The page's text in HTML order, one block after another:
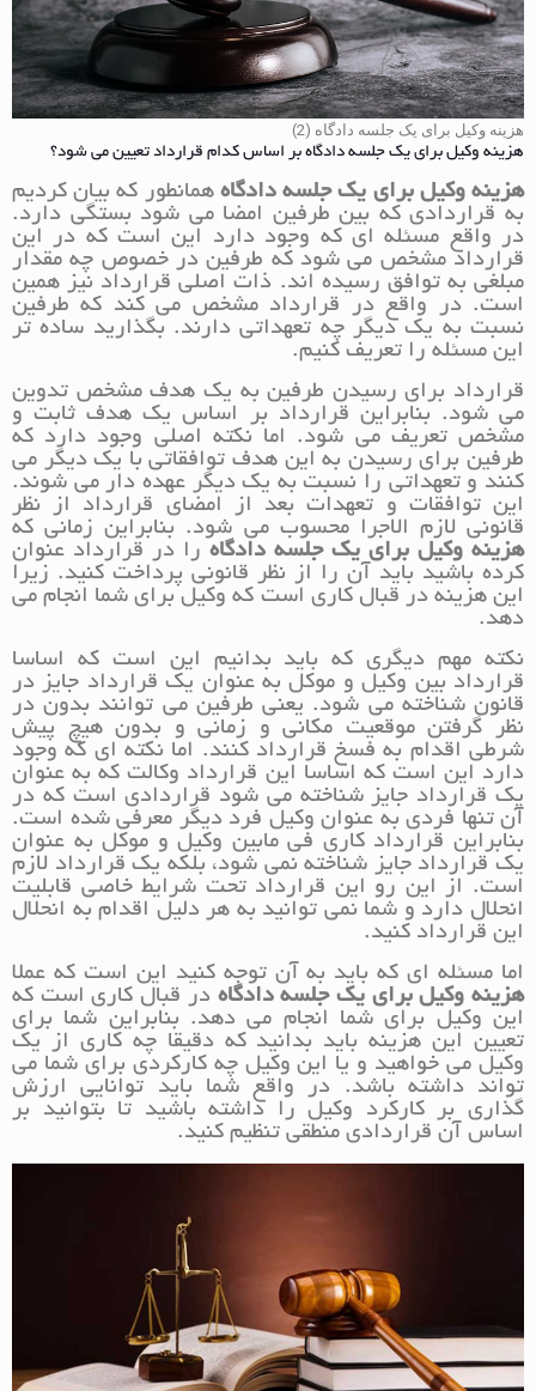
هزینه وکیل برای یک جلسه دادگاه (2)
هزینه وکیل برای یک جلسه دادگاه بر اساس کدام قرارداد تعیین می شود؟
هزینه وکیل برای یک جلسه دادگاه همانطور که بیان کردیم
به قراردادی که بین طرفین امضا می شود بستگی دارد.
در واقع مسئله ای که وجود دارد این است که در این
قرارداد مشخص می شود که طرفین در خصوص چه مقدار
مبلغی به توافق رسیده اند. ذات اصلی قرارداد نیز همین
است. در واقع در قرارداد مشخص می کند که طرفین
نسبت به یک دیگر چه تعهداتی دارند. بگذارید ساده تر
این مسئله را تعریف کنیم.
قرارداد برای رسیدن طرفین به یک هدف مشخص تدوین
می شود. بنابراین قرارداد بر اساس یک هدف ثابت و
مشخص تعریف می شود. اما نکته اصلی وجود دارد که
طرفین برای رسیدن به این هدف توافقاتی با یک دیگر می
کنند و تعهداتی را نسبت به یک دیگر عهده دار می شوند.
این توافقات و تعهدات بعد از امضای قرارداد از نظر
قانونی لازم الاجرا محسوب می شود. بنابراین زمانی که
هزینه وکیل برای یک جلسه دادگاه را در قرارداد عنوان
کرده باشید باید آن را از نظر قانونی پرداخت کنید. زیرا
این هزینه در قبال کاری است که وکیل برای شما انجام می
دهد.
نکته مهم دیگری که باید بدانیم این است که اساسا
قرارداد بین وکیل و موکل به عنوان یک قرارداد جایز در
قانون شناخته می شود. یعنی طرفین می توانند بدون در
نظر گرفتن موقعیت مکانی و زمانی و بدون هیچ پیش
شرطی اقدام به فسخ قرارداد کنند. اما نکته ای که وجود
دارد این است که اساسا این قرارداد وکالت که به عنوان
یک قرارداد جایز شناخته می شود قراردادی است که در
آن تنها فردی به عنوان وکیل فرد دیگر معرفی شده است.
بنابراین قرارداد کاری فی مابین وکیل و موکل به عنوان
یک قرارداد جایز شناخته نمی شود، بلکه یک قرارداد لازم
است. از این رو این قرارداد تحت شرایط خاصی قابلیت
انحلال دارد و شما نمی توانید به هر دلیل اقدام به انحلال
این قرارداد کنید.
اما مسئله ای که باید به آن توجه کنید این است که عملا
هزینه وکیل برای یک جلسه دادگاه در قبال کاری است که
این وکیل برای شما انجام می دهد. بنابراین شما برای
تعیین این هزینه باید بدانید که دقیقا چه کاری از یک
وکیل می خواهید و یا این وکیل چه کارکردی برای شما می
تواند داشته باشد. در واقع شما باید توانایی ارزش
گذاری بر کارکرد وکیل را داشته باشید تا بتوانید بر
اساس آن قراردادی منطقی تنظیم کنید.